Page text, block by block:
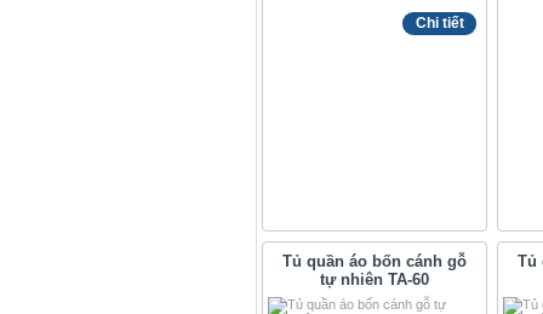
Chi tiết
Tủ quần áo bốn cánh gỗ
tự nhiên TA-60
Tủ